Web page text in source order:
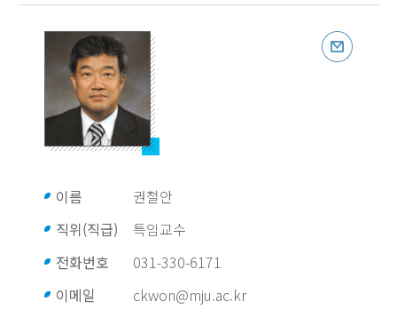
이름
권철안
직위(직급)
특임교수
전화번호
031-330-6171
이메일
ckwon@mju.ac.kr